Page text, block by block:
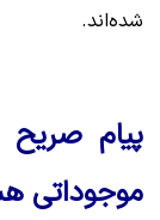
شده‌اند.
پیام
موجوداتی